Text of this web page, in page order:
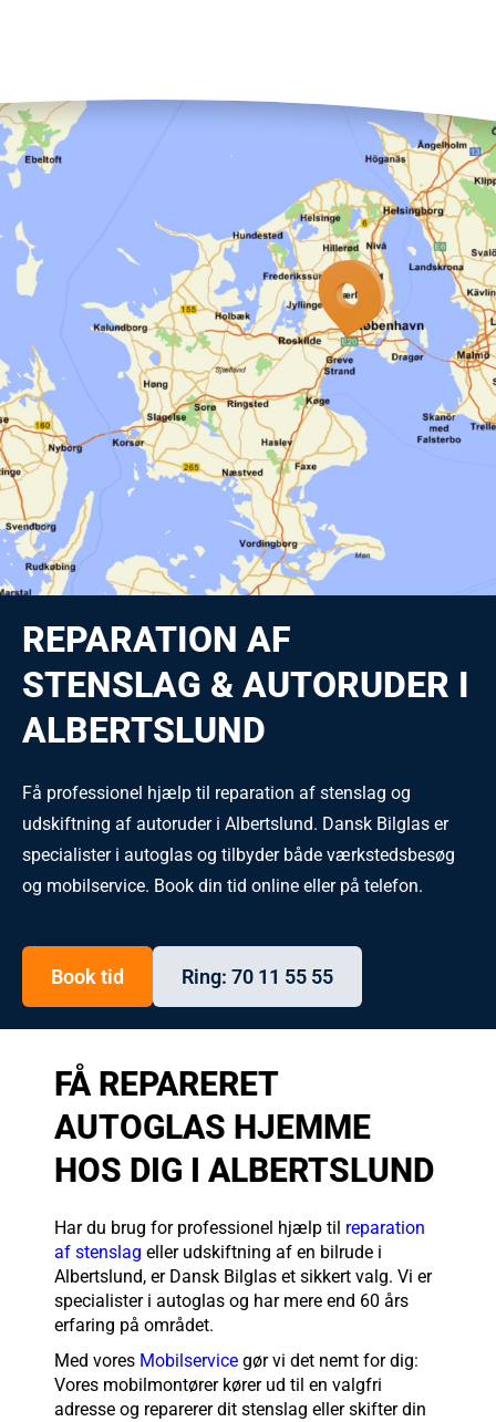
REPARATION AF
STENSLAG & AUTORUDER I
ALBERTSLUND
Få professionel hjælp til reparation af stenslag og
udskiftning af autoruder i Albertslund. Dansk Bilglas er
specialister i autoglas og tilbyder både værkstedsbesøg
og mobilservice. Book din tid online eller på telefon.
Book tid Ring: 70 11 55 55
FÅ REPARERET
AUTOGLAS HJEMME
HOS DIG I ALBERTSLUND
Har du brug for professionel hjælp til reparation
af stenslag eller udskiftning af en bilrude i
Albertslund, er Dansk Bilglas et sikkert valg. Vi er
specialister i autoglas og har mere end 60 års
erfaring på området.
Med vores Mobilservice gør vi det nemt for dig:
Vores mobilmontører kører ud til en valgfri
adresse og reparerer dit stenslag eller skifter din